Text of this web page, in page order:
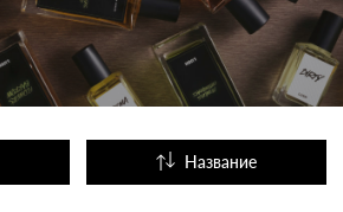
Название